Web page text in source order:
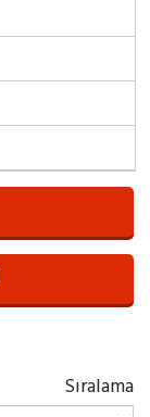
Sıralama